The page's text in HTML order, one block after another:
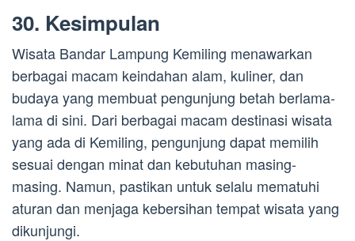
30. Kesimpulan
Wisata Bandar Lampung Kemiling menawarkan
berbagai macam keindahan alam, kuliner, dan
budaya yang membuat pengunjung betah berlama-
lama di sini. Dari berbagai macam destinasi wisata
yang ada di Kemiling, pengunjung dapat memilih
sesuai dengan minat dan kebutuhan masing-
masing. Namun, pastikan untuk selalu mematuhi
aturan dan menjaga kebersihan tempat wisata yang
dikunjungi.